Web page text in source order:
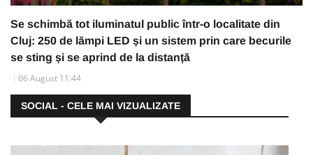
Se schimbă tot iluminatul public într-o localitate din
Cluj: 250 de lămpi LED și un sistem prin care becurile
se sting și se aprind de la distanță
06 August 11:44
SOCIAL - CELE MAI VIZUALIZATE